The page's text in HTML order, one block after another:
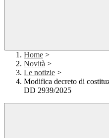
Home >
Novità >
Le notizie >
Modifica decreto di
DD 2939/2025